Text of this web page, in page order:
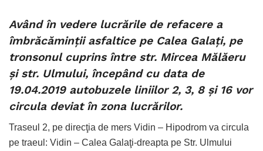
Având în vedere lucrările de refacere a
îmbrăcăminţii asfaltice pe Calea Galaţi, pe
tronsonul cuprins între str. Mircea Mălăeru
şi str. Ulmului, începând cu data de
19.04.2019 autobuzele liniilor 2, 3, 8 şi 16 vor
circula deviat în zona lucrărilor.
Traseul 2, pe direcţia de mers Vidin – Hipodrom va circula
pe traeul: Vidin – Calea Galaţi-dreapta pe Str. Ulmului